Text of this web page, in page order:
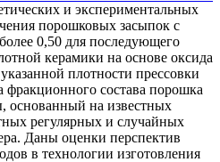
и экспериментальных
порошковых засыпок с
0,50 для последующего
керамики на основе оксида
плотности прессовки
фракционного состава порошка
основанный на известных
регулярных и случайных
Даны оценки перспектив
в технологии изготовления